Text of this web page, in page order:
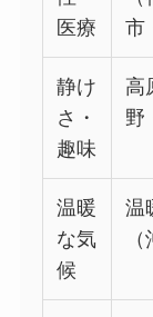
医療
市
静け
さ・
趣味
高
野
温暖
な気
候
温